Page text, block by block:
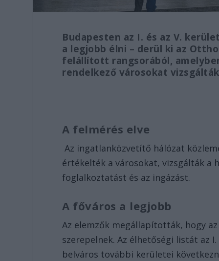
Budapesten az I. és az V.
a legjobb élni – derül ki az
felállított rangsorából,
rendelkező városokat
A felmérés elve
Az ingatlanközvetítő hálózat
értékelték a városokat, vizsgálták a
foglalkoztatást és az ingázást.
A főváros a legjobb
Az elemzők megállapították, hogy
szerepelnek. Az élhetőségi listát az
belváros további kerületei